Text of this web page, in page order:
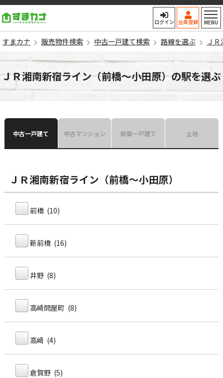
ログイン 会員登録 MENU
すまカナ 販売物件検索 中古一戸建て検索 路線を選ぶ Ｊ
ＪＲ湘南新宿ライン（前橋〜小田原）の駅を選ぶ
中古一戸建て 中古マンション 新築一戸建て 土地
ＪＲ湘南新宿ライン（前橋〜小田原）
前橋 (10)
新前橋 (16)
井野 (8)
高崎問屋町 (8)
高崎 (4)
倉賀野 (5)